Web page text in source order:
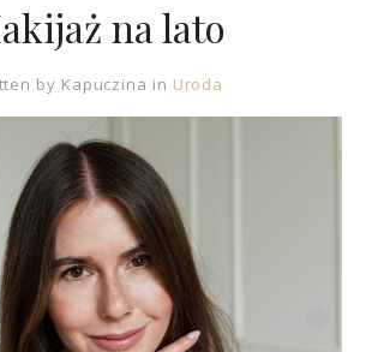
na lato
by Kapuczina in Uroda